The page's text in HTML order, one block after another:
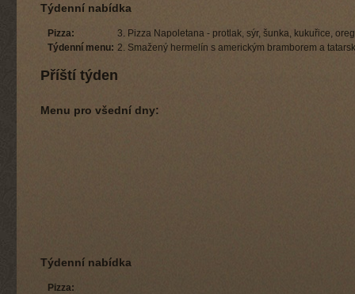
Týdenní nabídka
Pizza:
3. Pizza Napoletana - protlak, sýr, šunka, kukuřice,
Týdenní menu: 2. Smažený hermelín s americkým bramborem a
Příští týden
Menu pro všední dny:
Týdenní nabídka
Pizza: